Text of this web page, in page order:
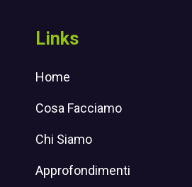
Links
Home
Cosa Facciamo
Chi Siamo
Approfondimenti